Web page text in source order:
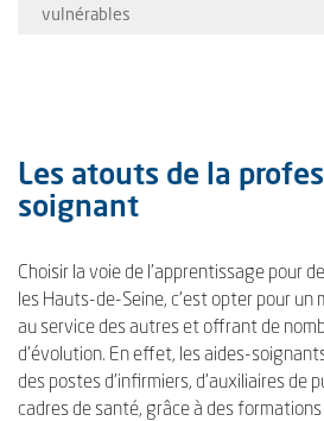
vulnérables
Les atouts de la
soignant
Choisir la voie de l'apprentissage pour
les Hauts-de-Seine, c'est opter pour un
au service des autres et offrant de
d'évolution. En effet, les aides-
des postes d'infirmiers, d'auxiliaires de
cadres de santé, grâce à des